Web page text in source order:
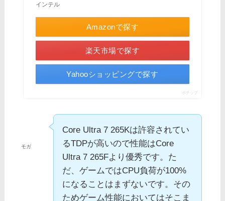
インテル
Amazonで探す
楽天市場で探す
Yahooショッピングで探す
ポチップ
モガ
Core Ultra 7 265Kは許容されてい
るTDPが高いので性能はCore
Ultra 7 265Fより優秀です。た
だ、ゲームではCPU負荷が100%
になることはまずないです。その
ためゲーム性能においてはそこま